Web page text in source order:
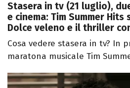
Stasera in tv (21 luglio),
e cinema: Tim Summer Hits
Dolce veleno e il thriller
Cosa vedere stasera in tv? In
maratona musicale Tim